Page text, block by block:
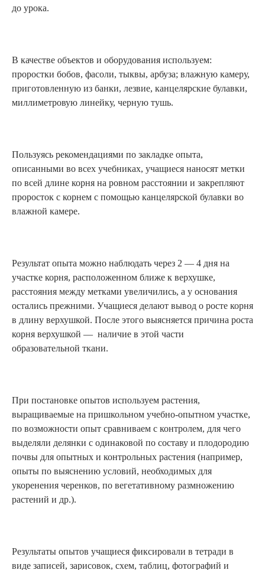
до урока.
В качестве объектов и оборудования используем:
проростки бобов, фасоли, тыквы, арбуза; влажную камеру,
приготовленную из банки, лезвие, канцелярские булавки,
миллиметровую линейку, черную тушь.
Пользуясь рекомендациями по закладке опыта,
описанными во всех учебниках, учащиеся наносят метки
по всей длине корня на ровном расстоянии и закрепляют
проросток с корнем с помощью канцелярской булавки во
влажной камере.
Результат опыта можно наблюдать через 2 — 4 дня на
участке корня, расположенном ближе к верхушке,
расстояния между метками увеличились, а у основания
остались прежними. Учащиеся делают вывод о росте корня
в длину верхушкой. После этого выясняется причина роста
корня верхушкой — наличие в этой части
образовательной ткани.
При постановке опытов используем растения,
выращиваемые на пришкольном учебно-опытном участке,
по возможности опыт сравниваем с контролем, для чего
выделяли делянки с одинаковой по составу и плодородию
почвы для опытных и контрольных растения (например,
опыты по выяснению условий, необходимых для
укоренения черенков, по вегетативному размножению
растений и др.).
Результаты опытов учащиеся фиксировали в тетради в
виде записей, зарисовок, схем, таблиц, фотографий и